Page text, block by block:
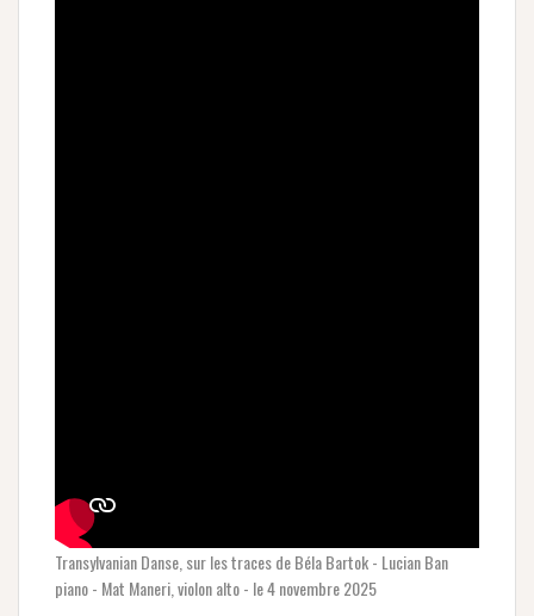
Transylvanian Danse, sur les traces de Béla Bartok - Lucian Ban
piano - Mat Maneri, violon alto - le 4 novembre 2025